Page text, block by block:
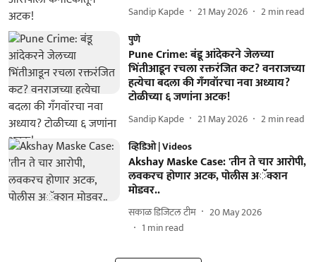
Sandip Kapde 21 May 2026 2min read
पुणे
Pune Crime: बंडू आंदेकरने जेलच्या
भिंतीआडून रचला रक्तरंजित कट? वनराजच्या
हत्येचा बदला की गँगवॉरचा नवा अध्याय?
टोळीच्या ६ जणांना अटक!
Sandip Kapde 21 May 2026 2min read
व्हिडिओ | Videos
Akshay Maske Case: 'तीन ते चार आरोपी,
लवकरच होणार अटक, पोलीस अॅक्शन
मोडवर..
सकाळ डिजिटल टीम
20 May 2026
1 min read